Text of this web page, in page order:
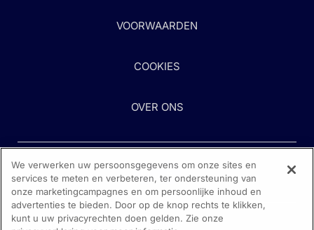
VOORWAARDEN
COOKIES
OVER ONS
Heeft u hulp nodig?
We verwerken uw persoonsgegevens om onze sites en
services te meten en verbeteren, ter ondersteuning van
onze marketingcampagnes en om persoonlijke inhoud en
advertenties te bieden. Door op de knop rechts te klikken,
kunt u uw privacyrechten doen gelden. Zie onze